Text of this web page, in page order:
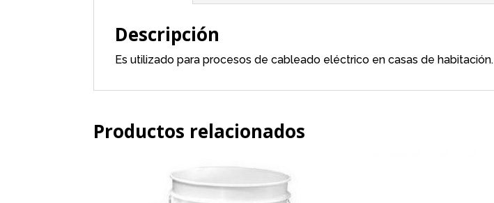
Descripción
Es utilizado para procesos de cableado eléctrico en casas de habitación.
Productos relacionados